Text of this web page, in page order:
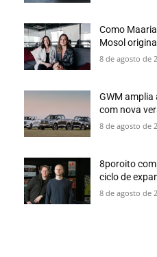
Como
Mosol
8 de agosto de
GWM amplia
com nova
8 de agosto de
8poroito
ciclo de
8 de agosto de